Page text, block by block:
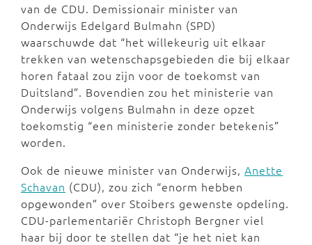
van de CDU. Demissionair minister van
Onderwijs Edelgard Bulmahn (SPD)
waarschuwde dat “het willekeurig uit elkaar
trekken van wetenschapsgebieden die bij elkaar
horen fataal zou zijn voor de toekomst van
Duitsland”. Bovendien zou het ministerie van
Onderwijs volgens Bulmahn in deze opzet
toekomstig “een ministerie zonder betekenis”
worden.
Ook de nieuwe minister van Onderwijs, Anette
Schavan (CDU), zou zich “enorm hebben
opgewonden” over Stoibers gewenste opdeling.
CDU-parlementariër Christoph Bergner viel
haar bij door te stellen dat “je het niet kan